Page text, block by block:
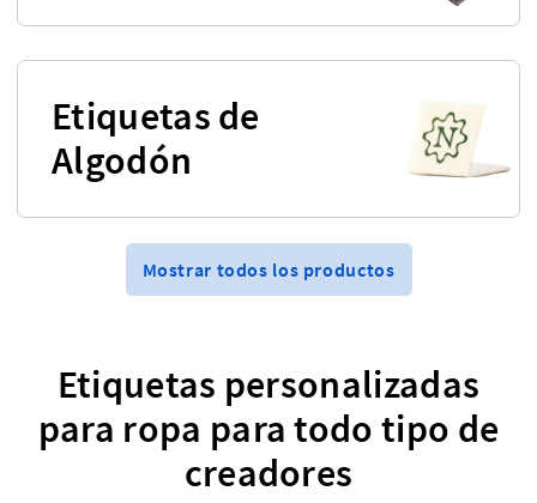
Etiquetas de
Algodón
Mostrar todos los productos
Etiquetas personalizadas
para ropa para todo tipo de
creadores